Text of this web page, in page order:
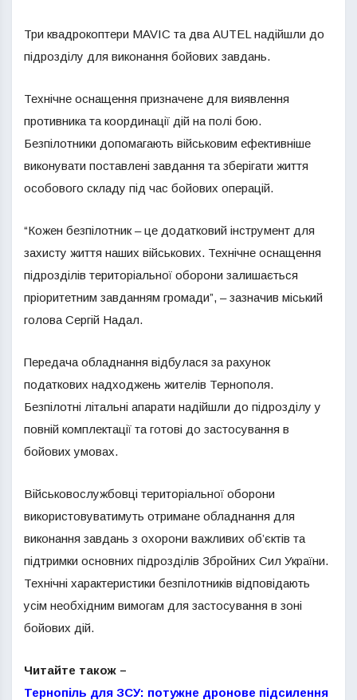
Три квадрокоптери MAVIC та два AUTEL надійшли до
підрозділу для виконання бойових завдань.
Технічне оснащення призначене для виявлення
противника та координації дій на полі бою.
Безпілотники допомагають військовим ефективніше
виконувати поставлені завдання та зберігати життя
особового складу під час бойових операцій.
“Кожен безпілотник – це додатковий інструмент для
захисту життя наших військових. Технічне оснащення
підрозділів територіальної оборони залишається
пріоритетним завданням громади”, – зазначив міський
голова Сергій Надал.
Передача обладнання відбулася за рахунок
податкових надходжень жителів Тернополя.
Безпілотні літальні апарати надійшли до підрозділу у
повній комплектації та готові до застосування в
бойових умовах.
Військовослужбовці територіальної оборони
використовуватимуть отримане обладнання для
виконання завдань з охорони важливих об’єктів та
підтримки основних підрозділів Збройних Сил України.
Технічні характеристики безпілотників відповідають
усім необхідним вимогам для застосування в зоні
бойових дій.
Читайте також –
Тернопіль для ЗСУ: потужне дронове підсилення